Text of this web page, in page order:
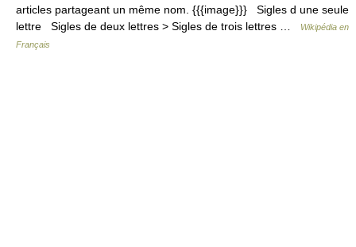
articles partageant un même nom. {{{image}}} Sigles d une seule
lettre Sigles de deux lettres > Sigles de trois lettres …
Wikipédia en
Français